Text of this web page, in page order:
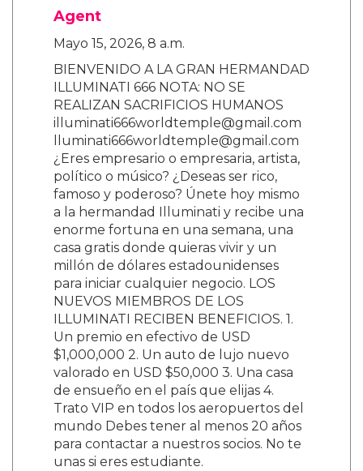
Agent
Mayo 15, 2026, 8 a.m.
BIENVENIDO A LA GRAN HERMANDAD
ILLUMINATI 666 NOTA: NO SE
REALIZAN SACRIFICIOS HUMANOS
illuminati666worldtemple@gmail.com
lluminati666worldtemple@gmail.com
¿Eres empresario o empresaria, artista,
político o músico? ¿Deseas ser rico,
famoso y poderoso? Únete hoy mismo
a la hermandad Illuminati y recibe una
enorme fortuna en una semana, una
casa gratis donde quieras vivir y un
millón de dólares estadounidenses
para iniciar cualquier negocio. LOS
NUEVOS MIEMBROS DE LOS
ILLUMINATI RECIBEN BENEFICIOS. 1.
Un premio en efectivo de USD
$1,000,000 2. Un auto de lujo nuevo
valorado en USD $50,000 3. Una casa
de ensueño en el país que elijas 4.
Trato VIP en todos los aeropuertos del
mundo Debes tener al menos 20 años
para contactar a nuestros socios. No te
unas si eres estudiante.